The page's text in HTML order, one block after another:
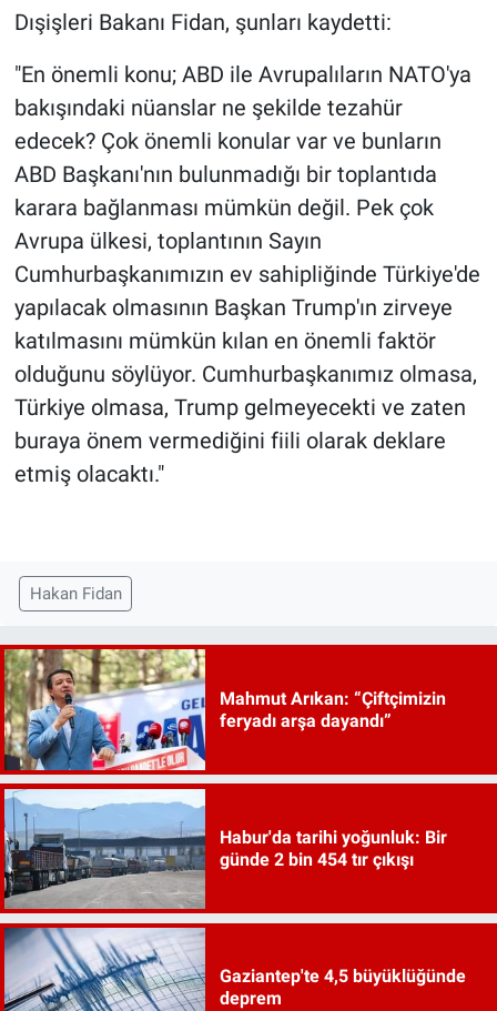
Dışişleri Bakanı Fidan, şunları kaydetti:
"En önemli konu; ABD ile Avrupalıların NATO'ya
bakışındaki nüanslar ne şekilde tezahür
edecek? Çok önemli konular var ve bunların
ABD Başkanı'nın bulunmadığı bir toplantıda
karara bağlanması mümkün değil. Pek çok
Avrupa ülkesi, toplantının Sayın
Cumhurbaşkanımızın ev sahipliğinde Türkiye'de
yapılacak olmasının Başkan Trump'ın zirveye
katılmasını mümkün kılan en önemli faktör
olduğunu söylüyor. Cumhurbaşkanımız olmasa,
Türkiye olmasa, Trump gelmeyecekti ve zaten
buraya önem vermediğini fiili olarak deklare
etmiş olacaktı."
Hakan Fidan
Mahmut Arıkan: “Çiftçimizin
feryadı arşa dayandı”
Habur'da tarihi yoğunluk: Bir
günde 2 bin 454 tır çıkışı
Gaziantep'te 4,5 büyüklüğünde
deprem